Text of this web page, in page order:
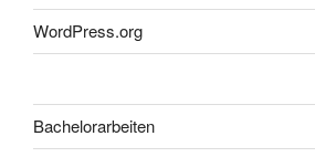
WordPress.org
Bachelorarbeiten